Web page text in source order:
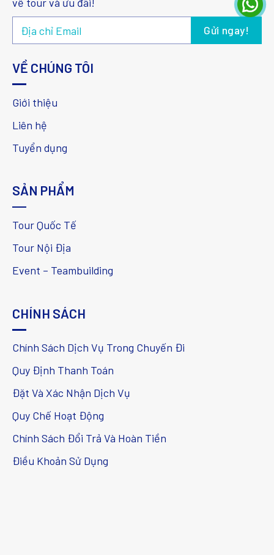
VỀ CHÚNG TÔI
Giới thiệu
Liên hệ
Tuyển dụng
SẢN PHẨM
Tour Quốc Tế
Tour Nội Địa
Event – Teambuilding
CHÍNH SÁCH
Chính Sách Dịch Vụ Trong Chuyến Đi
Quy Định Thanh Toán
Đặt Và Xác Nhận Dịch Vụ
Quy Chế Hoạt Động
Chính Sách Đổi Trả Và Hoàn Tiền
Điều Khoản Sử Dụng